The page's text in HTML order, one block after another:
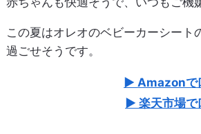
この夏はオレオのベビーカーシート
過ごせそうです。
Amazonで
楽天市場で